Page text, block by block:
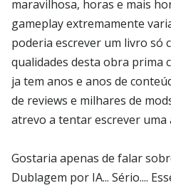
maravilhosa, horas e mais
gameplay extremamente
poderia escrever um livro só
qualidades desta obra prima
ja tem anos e anos de
de reviews e milhares de
atrevo a tentar escrever uma
Gostaria apenas de falar
Dublagem por IA... Sério....